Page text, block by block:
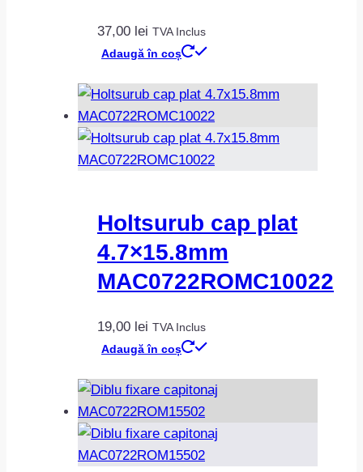
37,00 lei TVA Inclus
Adaugă în coș
Holtsurub cap plat
4.7×15.8mm
MAC0722ROMC10022
19,00 lei TVA Inclus
Adaugă în coș